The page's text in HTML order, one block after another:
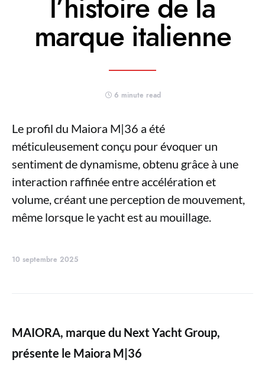
l’histoire de la
marque italienne
6 minute read
Le profil du Maiora M|36 a été
méticuleusement conçu pour évoquer un
sentiment de dynamisme, obtenu grâce à une
interaction raffinée entre accélération et
volume, créant une perception de mouvement,
même lorsque le yacht est au mouillage.
10 septembre 2025
MAIORA, marque du Next Yacht Group,
présente le Maiora M|36